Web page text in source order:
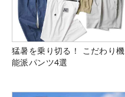
猛暑を乗り切る！ こだわり機
能派パンツ4選